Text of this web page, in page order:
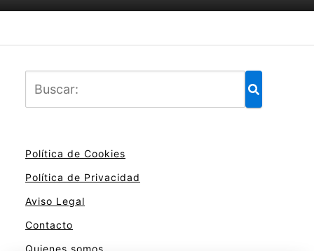
Política de Cookies
Política de Privacidad
Aviso Legal
Contacto
Quienes somos